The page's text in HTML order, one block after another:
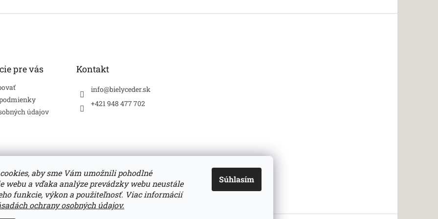
aby sme Vám umožnili pohodlné
webu a vďaka analýze prevádzky webu neustále
funkcie, výkon a použiteľnosť. Viac informácií
ochrany osobných údajov.
Súhlasím
pre vás
údajov
Kontakt
info@bielyceder.sk
+421 948 477 702
Zboží.cz Heureka.sk